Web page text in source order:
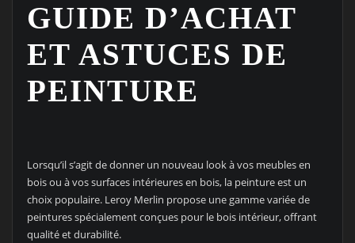
GUIDE D’ACHAT
ET ASTUCES DE
PEINTURE
Lorsqu’il s’agit de donner un nouveau look à vos meubles en
bois ou à vos surfaces intérieures en bois, la peinture est un
choix populaire. Leroy Merlin propose une gamme variée de
peintures spécialement conçues pour le bois intérieur, offrant
qualité et durabilité.